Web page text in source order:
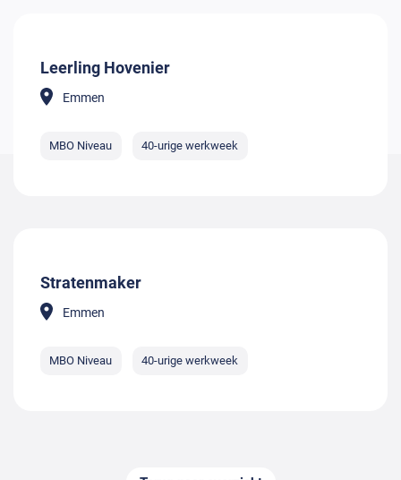
Leerling Hovenier
Emmen
MBO Niveau 40-urige werkweek
Stratenmaker
Emmen
MBO Niveau 40-urige werkweek